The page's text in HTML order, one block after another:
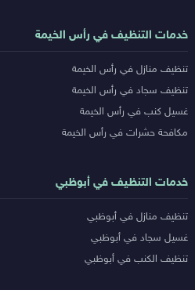
خدمات التنظيف في رأس الخيمة
تنظيف منازل في رأس الخيمة
تنظيف سجاد في رأس الخيمة
غسيل كنب في رأس الخيمة
مكافحة حشرات في رأس الخيمة
خدمات التنظيف في أبوظبي
تنظيف منازل في أبوظبي
غسيل سجاد في أبوظبي
تنظيف الكنب في أبوظبي